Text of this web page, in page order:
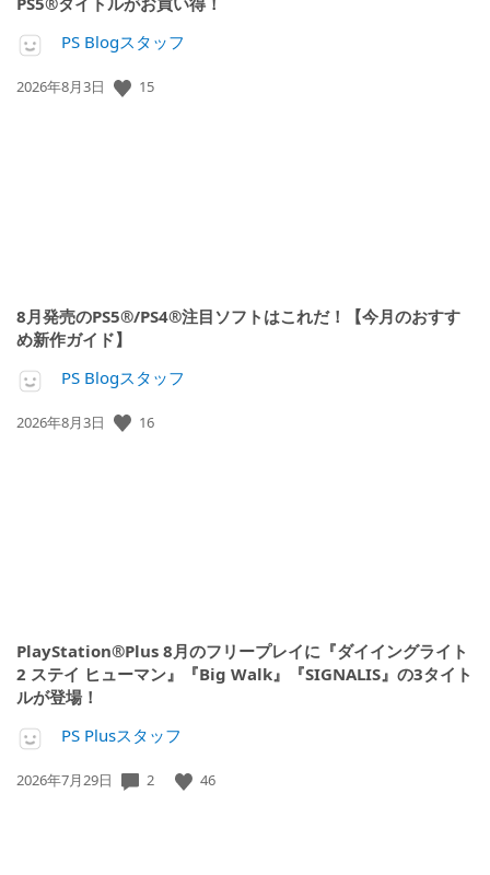
PS Blogスタッフ
公
2026年8月3日 15
8月発売のPS5®/PS4®注目ソフトはこれだ！【今月のおすす
め新作ガイド】
PS Blogスタッフ
公
2026年8月3日 16
PlayStation®Plus 8月のフリープレイに『ダイイングライト
2 ステイ ヒューマン』『Big Walk』『SIGNALIS』の3タイト
ルが登場！
PS Plusスタッフ
公
2026年7月29日 2 46